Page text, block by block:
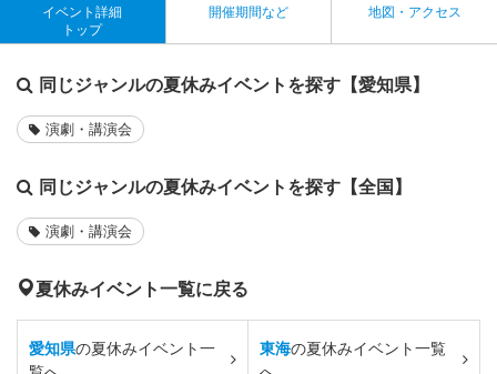
イベント詳細
トップ
開催期間など 地図・アクセス
同じジャンルの夏休みイベントを探す【愛知県】
演劇・講演会
同じジャンルの夏休みイベントを探す【全国】
演劇・講演会
夏休みイベント一覧に戻る
愛知県の夏休みイベント一
東海の夏休みイベント一覧